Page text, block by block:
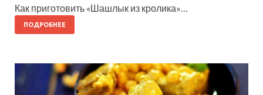
Как приготовить «Шашлык из кролика»…
ПОДРОБНЕЕ